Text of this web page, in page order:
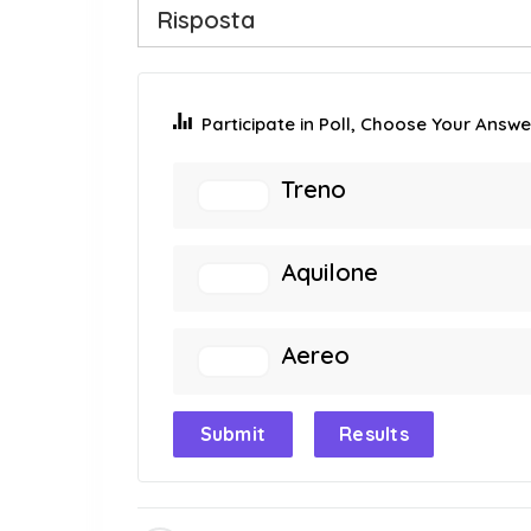
Risposta
Participate in Poll, Choose Your
Treno
Aquilone
Aereo
Submit Results